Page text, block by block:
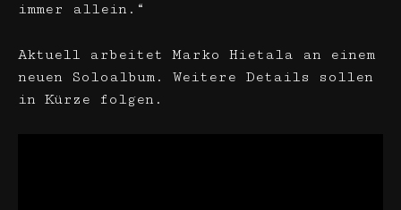
immer allein.“
Aktuell arbeitet Marko Hietala an einem
neuen Soloalbum. Weitere Details sollen
in Kürze folgen.